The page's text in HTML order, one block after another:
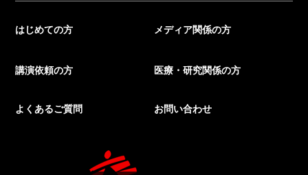
はじめての方 メディア関係の方
講演依頼の方 医療・研究関係の方
よくあるご質問 お問い合わせ